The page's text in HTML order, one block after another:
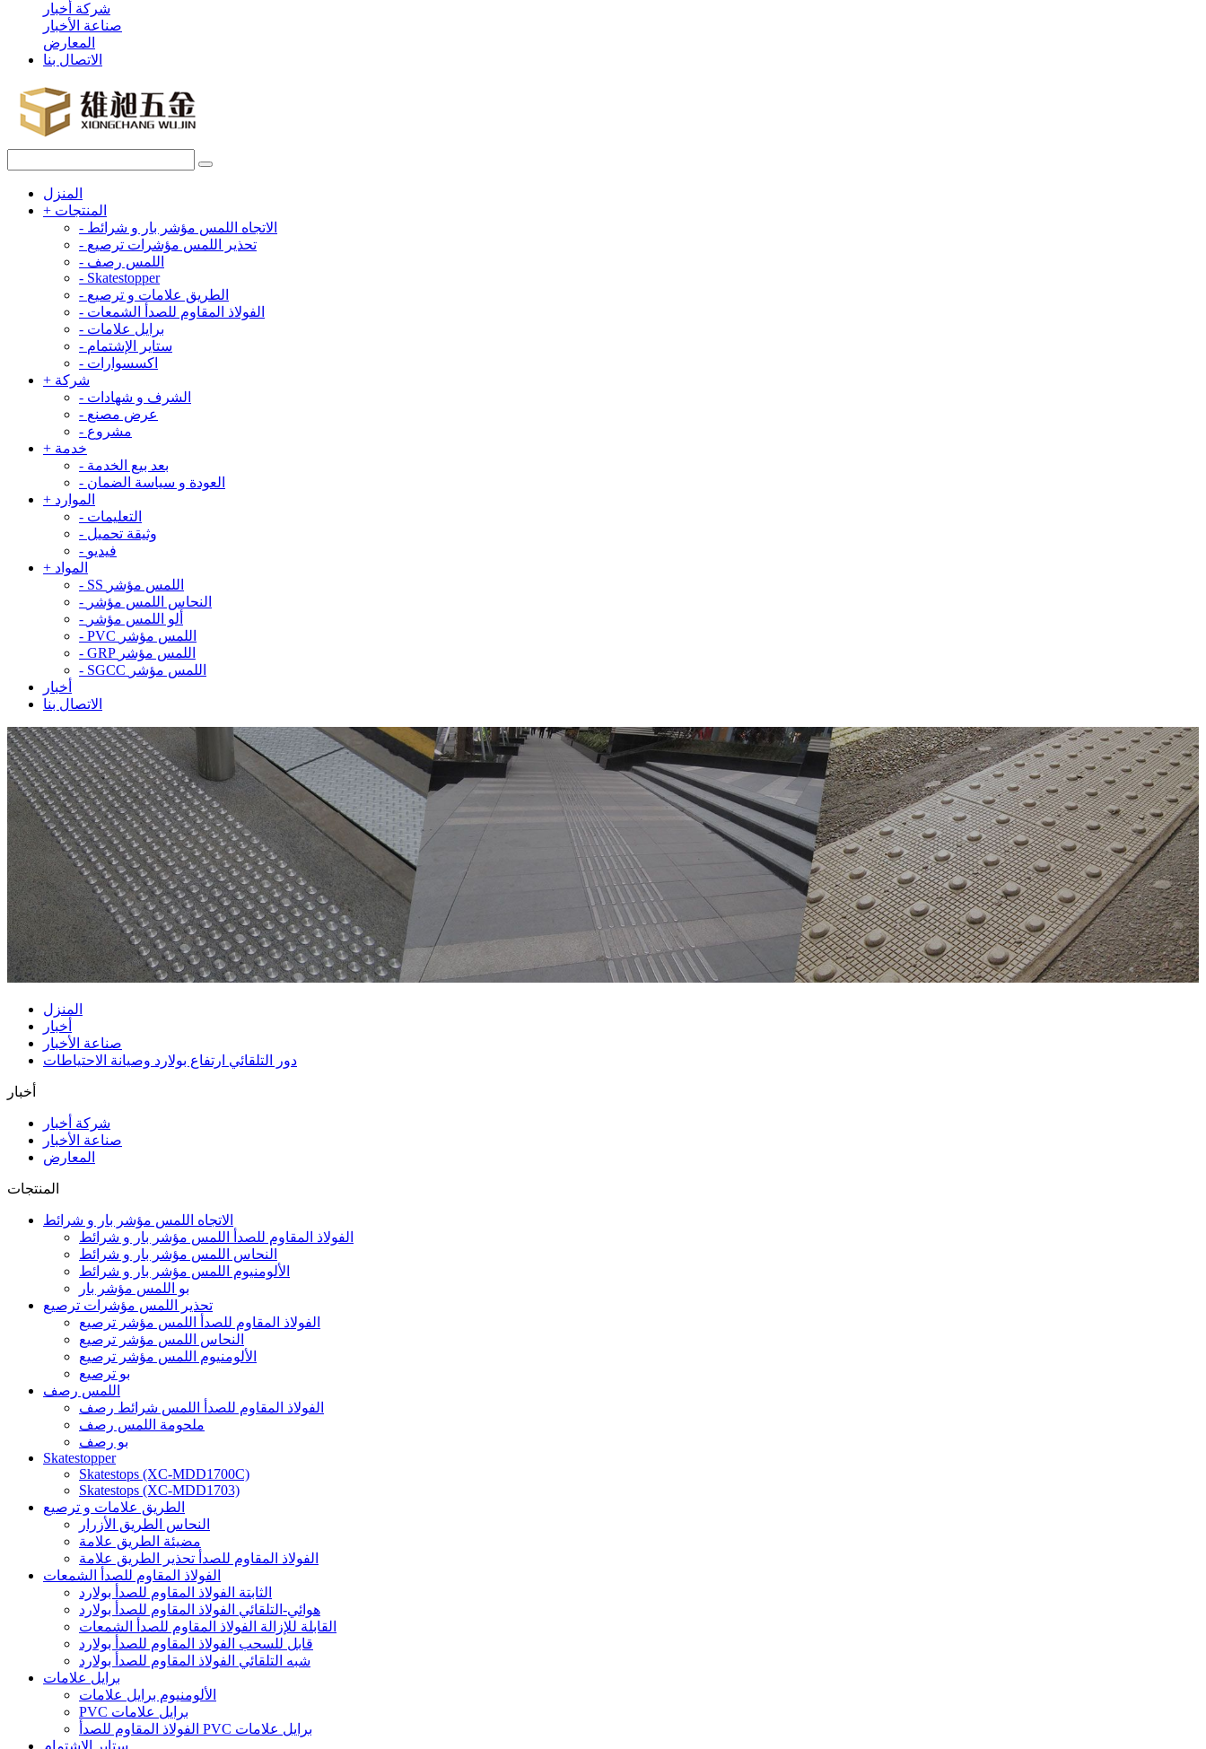
شركة أخبار
صناعة الأخبار
المعارض
الاتصال بنا
المنزل
+ المنتجات
- الاتجاه اللمس مؤشر بار و شرائط
- تحذير اللمس مؤشرات ترصيع
- اللمس رصف
- Skatestopper
- الطريق علامات و ترصيع
- الفولاذ المقاوم للصدأ الشمعات
- برايل علامات
- ستاير الإشتمام
- اكسسوارات
+ شركة
- الشرف و شهادات
- عرض مصنع
- مشروع
+ خدمة
- بعد بيع الخدمة
- العودة و سياسة الضمان
+ الموارد
- التعليمات
- وثيقة تحميل
- فيديو
+ المواد
-
SS اللمس مؤشر
- النحاس اللمس مؤشر
- ألو اللمس مؤشر
-
PVC اللمس مؤشر
-
GRP اللمس مؤشر
-
SGCC اللمس مؤشر
أخبار
الاتصال بنا
المنزل
أخبار
صناعة الأخبار
دور التلقائي ارتفاع بولارد وصيانة الاحتياطات
أخبار
شركة أخبار
صناعة الأخبار
المعارض
المنتجات
الاتجاه اللمس مؤشر بار و شرائط
الفولاذ المقاوم للصدأ اللمس مؤشر بار و شرائط
النحاس اللمس مؤشر بار و شرائط
الألومنيوم اللمس مؤشر بار و شرائط
بو اللمس مؤشر بار
تحذير اللمس مؤشرات ترصيع
الفولاذ المقاوم للصدأ اللمس مؤشر ترصيع
النحاس اللمس مؤشر ترصيع
الألومنيوم اللمس مؤشر ترصيع
بو ترصيع
اللمس رصف
الفولاذ المقاوم للصدأ اللمس شرائط رصف
ملحومة اللمس رصف
بو رصف
Skatestopper
Skatestops (XC-MDD1700C)
Skatestops (XC-MDD1703)
الطريق علامات و ترصيع
النحاس الطريق الأزرار
مضيئة الطريق علامة
الفولاذ المقاوم للصدأ تحذير الطريق علامة
الفولاذ المقاوم للصدأ الشمعات
الثابتة الفولاذ المقاوم للصدأ بولارد
هوائي-التلقائي الفولاذ المقاوم للصدأ بولارد
القابلة للإزالة الفولاذ المقاوم للصدأ الشمعات
قابل للسحب الفولاذ المقاوم للصدأ بولارد
شبه التلقائي الفولاذ المقاوم للصدأ بولارد
برايل علامات
الألومنيوم برايل علامات
PVC برايل علامات
الفولاذ المقاوم للصدأ PVC برايل علامات
ستاير الإشتمام